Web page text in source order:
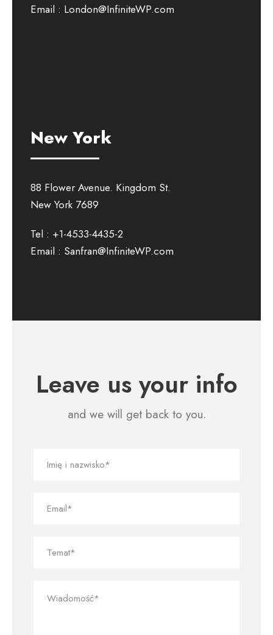
Email : London@InfiniteWP.com
New York
88 Flower Avenue. Kingdom St.
New York 7689
Tel : +1-4533-4435-2
Email : Sanfran@InfiniteWP.com
Leave us your info
and we will get back to you.